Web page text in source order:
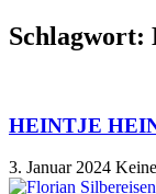
Schlagwort:
HEINTJE
3. Januar 2024